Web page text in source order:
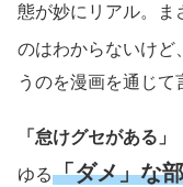
態が妙にリアル。ま
のはわからないけど、
うのを漫画を通じて
「怠けグセがある」
ゆる「ダメ」な